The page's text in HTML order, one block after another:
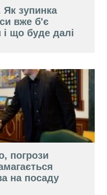
Як зупинка
вже б'є
і що буде далі
погрози
на посаду